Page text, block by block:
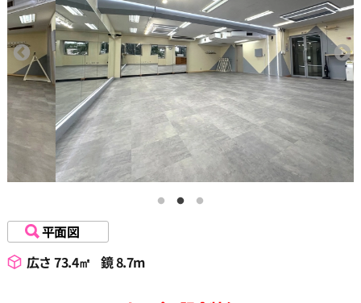
15:30
16:00
16:30
17:00
18:00
平面図
広さ 73.4㎡ 鏡 8.7m